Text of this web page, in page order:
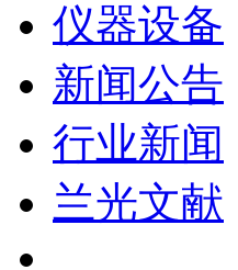
仪器设备
新闻公告
行业新闻
兰光文献